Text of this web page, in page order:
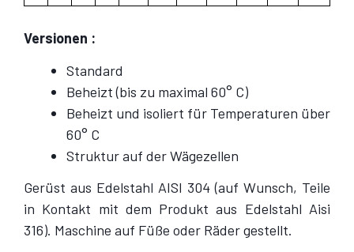
Versionen :
Standard
Beheizt (bis zu maximal 60° C)
Beheizt und isoliert für Temperaturen über
60° C
Struktur auf der Wägezellen
Gerüst aus Edelstahl AISI 304 (auf Wunsch, Teile
in Kontakt mit dem Produkt aus Edelstahl Aisi
316). Maschine auf Füße oder Räder gestellt.